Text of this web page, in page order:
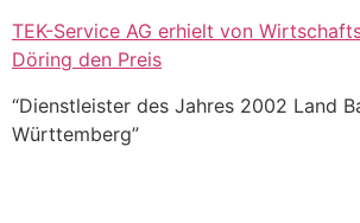
TEK-Service AG erhielt von
Döring den Preis
“Dienstleister des Jahres 2002 Land
Württemberg”